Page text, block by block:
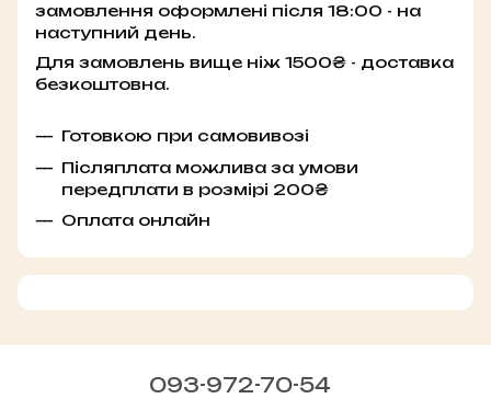
замовлення оформлені після 18:00 - на
наступний день.
Для замовлень вище ніж 1500₴ - доставка
безкоштовна.
Готовкою при самовивозі
Післяплата можлива за умови
передплати в розмірі 200₴
Оплата онлайн
093-972-70-54